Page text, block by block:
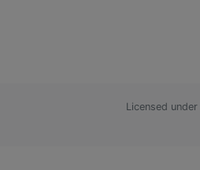
Licensed under